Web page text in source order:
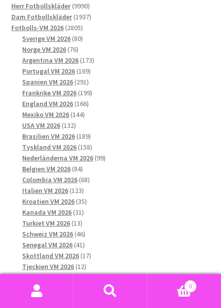
produkter
Herr Fotbollskläder 99909990
produkter
Dam Fotbollskläder 19371937
Fotbolls-VM 2026 28052805
produkter
Sverige VM 2026 8080
Norge VM 2026 7676
produkter
Argentina VM 2026 173173
Portugal VM 2026 169169
Spanien VM 2026 291291
produkter
Frankrike VM 2026 199199
England VM 2026 166166
Mexiko VM 2026 144144
USA VM 2026 132132
produkter
Brasilien VM 2026 189189
produkter
Tyskland VM 2026 158158
produkter
Nederländerna VM 2026 9999
Belgien VM 2026 8484
produkter
Colombia VM 2026 6868
Italien VM 2026 123123
produkter
Kroatien VM 2026 3535
Kanada VM 2026 3131
produkter
Turkiet VM 2026 1313
produkter
Schweiz VM 2026 4646
produkter
Senegal VM 2026 4141
produkter
Skottland VM 2026 1717
Tjeckien VM 2026 1212
produkter
Ukraina VM 2026 1010
produkter
Ungern VM 2026
Uruguay VM 2026
0